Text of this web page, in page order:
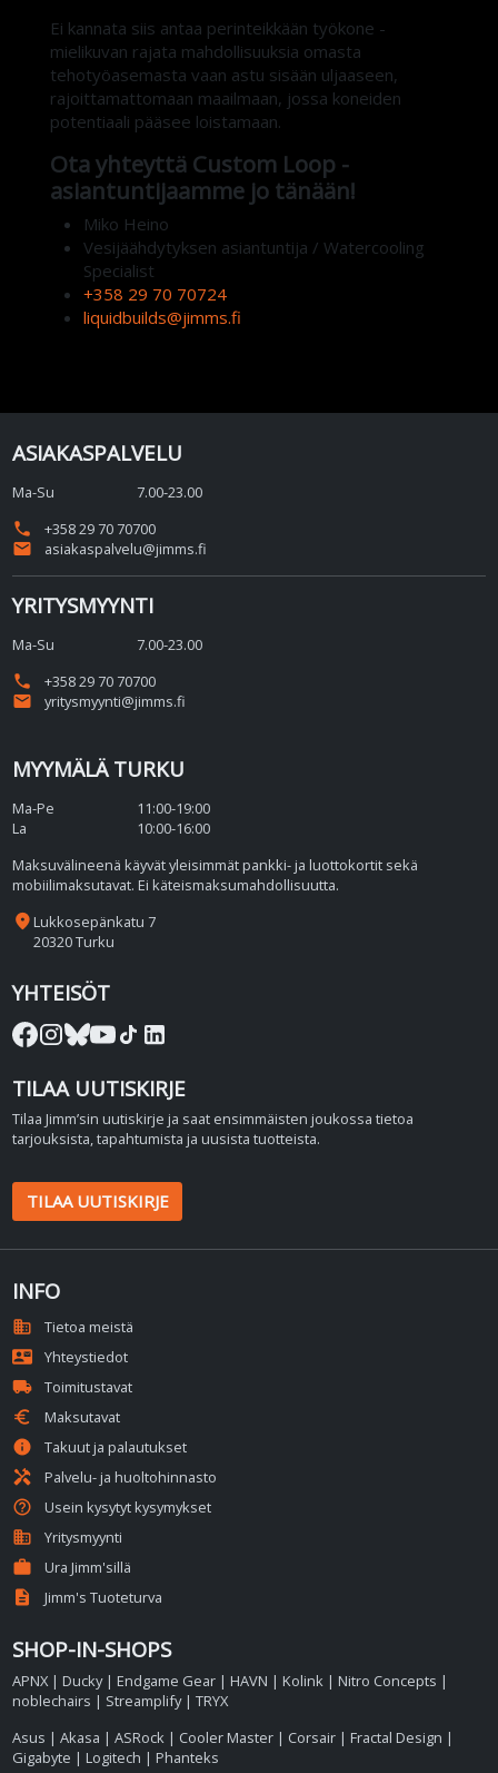
Ei kannata siis antaa perinteikkään työkone -
mielikuvan rajata mahdollisuuksia omasta
tehotyöasemasta vaan astu sisään uljaaseen,
rajoittamattomaan maailmaan, jossa koneiden
potentiaali pääsee loistamaan.
Ota yhteyttä Custom Loop -
asiantuntijaamme jo tänään!
Miko Heino
Vesijäähdytyksen asiantuntija / Watercooling
Specialist
+358 29 70 70724
liquidbuilds@jimms.fi
ASIAKASPALVELU
Ma-Su
7.00-23.00
phone
+358 29 70 70700
email
asiakaspalvelu@jimms.fi
YRITYSMYYNTI
Ma-Su
7.00-23.00
phone
+358 29 70 70700
email
yritysmyynti@jimms.fi
MYYMÄLÄ TURKU
Ma-Pe
11:00-19:00
La
10:00-16:00
Maksuvälineenä käyvät yleisimmät pankki- ja luottokortit sekä
mobiilimaksutavat. Ei käteismaksumahdollisuutta.
place Lukkosepänkatu 7
20320 Turku
YHTEISÖT
TILAA UUTISKIRJE
Tilaa Jimm’sin uutiskirje ja saat ensimmäisten joukossa tietoa
tarjouksista, tapahtumista ja uusista tuotteista.
TILAA UUTISKIRJE
INFO
domain
Tietoa meistä
contact_mail
Yhteystiedot
local_shipping
Toimitustavat
euro
Maksutavat
info
Takuut ja palautukset
handyman
Palvelu- ja huoltohinnasto
help_outline
Usein kysytyt kysymykset
business
Yritysmyynti
work
Ura Jimm'sillä
description
Jimm's Tuoteturva
SHOP-IN-SHOPS
APNX | Ducky| Endgame Gear | HAVN | Kolink | Nitro Concepts |
noblechairs | Streamplify|TRYX
Asus |Akasa |ASRock | Cooler Master | Corsair | Fractal Design |
Gigabyte | Logitech | Phanteks